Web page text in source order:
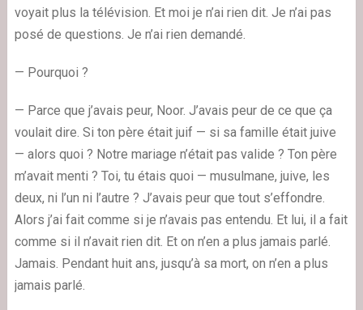
voyait plus la télévision. Et moi je n’ai rien dit. Je n’ai pas
posé de questions. Je n’ai rien demandé.
— Pourquoi ?
— Parce que j’avais peur, Noor. J’avais peur de ce que ça
voulait dire. Si ton père était juif — si sa famille était juive
— alors quoi ? Notre mariage n’était pas valide ? Ton père
m’avait menti ? Toi, tu étais quoi — musulmane, juive, les
deux, ni l’un ni l’autre ? J’avais peur que tout s’effondre.
Alors j’ai fait comme si je n’avais pas entendu. Et lui, il a fait
comme si il n’avait rien dit. Et on n’en a plus jamais parlé.
Jamais. Pendant huit ans, jusqu’à sa mort, on n’en a plus
jamais parlé.